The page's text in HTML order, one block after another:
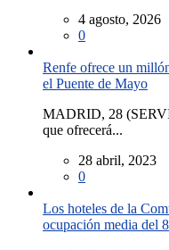
4 agosto, 2026
0
Renfe ofrece un
el Puente de Mayo
MADRID, 28
que ofrecerá...
28 abril, 2023
0
Los hoteles de la
ocupación media del